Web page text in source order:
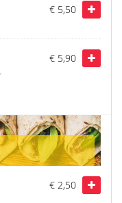
€ 5,50
€ 5,90
€ 2,50